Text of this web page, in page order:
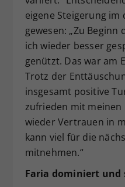
eigene Steigerung
gewesen: „Zu
ich wieder besser
genützt. Das war am
Trotz der
insgesamt positive
zufrieden mit meinen
wieder Vertrauen in
kann viel für die
mitnehmen.“
Faria dominiert und